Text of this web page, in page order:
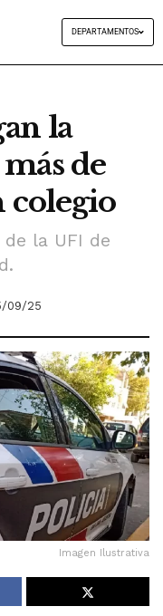
DEPARTAMENTOS
la
de
colegio
la UFI de
09/25
Imagen Ilustrativa